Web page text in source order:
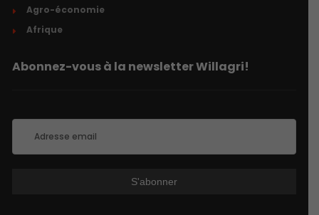
Agro-économie
Afrique
Abonnez-vous à la newsletter Willagri!